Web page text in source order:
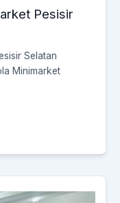
Pesisir
Selatan
Minimarket